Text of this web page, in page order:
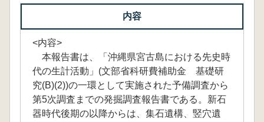
内容
<内容>
本報告書は、「沖縄県宮古島における先史時
代の生計活動」(文部省科研費補助金 基礎研
究(B)(2))の一環として実施された予備調査から
第5次調査までの発掘調査報告書である。新石
器時代後期の以降からは、集石遺構、竪穴遺